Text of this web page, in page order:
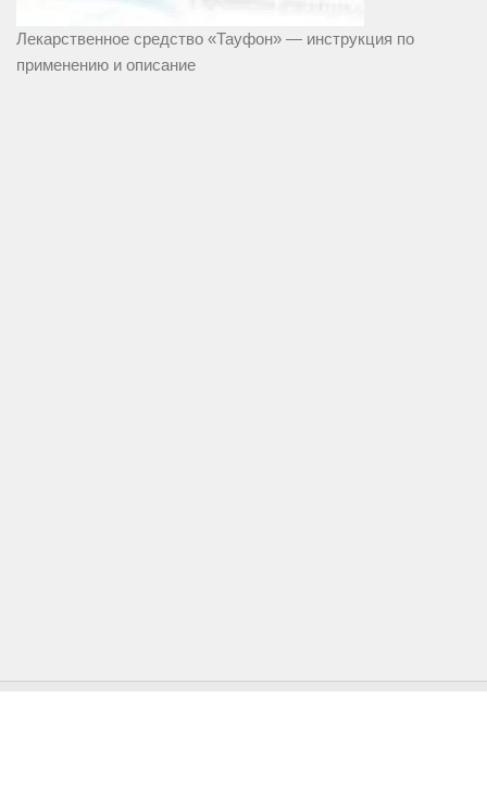
Лекарственное средство «Тауфон» — инструкция по
применению и описание